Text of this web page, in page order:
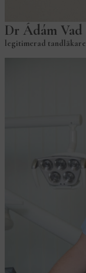
Dr Ádám Vad
legitimerad tandläkare